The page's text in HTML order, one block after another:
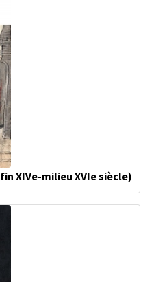
XIVe-milieu XVIe siècle)